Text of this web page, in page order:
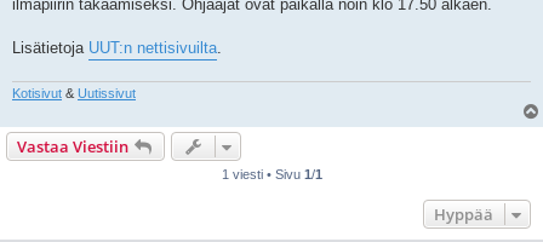
ilmapiirin takaamiseksi. Ohjaajat ovat paikalla noin klo 17.50 alkaen.
Lisätietoja UUT:n nettisivuilta
Kotisivut & Uutissivut
Vastaa Viestiin
1 viesti • Sivu 1 /1
Hyppää